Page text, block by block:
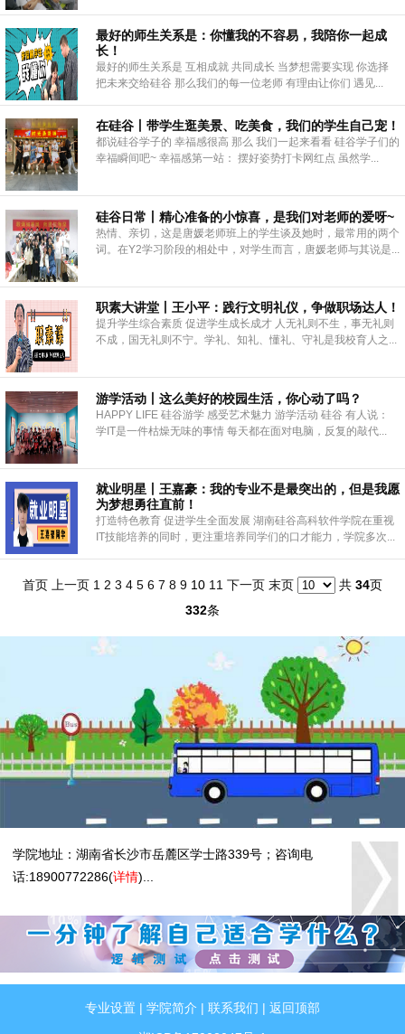
最好的师生关系是：你懂我的不容易，我陪你一起成
长！
最好的师生关系是 互相成就 共同成长 当梦想需要实现 你选择
把未来交给硅谷 那么我们的每一位老师 有理由让你们 遇见...
在硅谷丨带学生逛美景、吃美食，我们的学生自己宠！
都说硅谷学子的 幸福感很高 那么 我们一起来看看 硅谷学子们的
幸福瞬间吧~ 幸福感第一站： 摆好姿势打卡网红点 虽然学...
硅谷日常丨精心准备的小惊喜，是我们对老师的爱呀~
热情、亲切，这是唐媛老师班上的学生谈及她时，最常用的两个
词。在Y2学习阶段的相处中，对学生而言，唐媛老师与其说是...
职素大讲堂丨王小平：践行文明礼仪，争做职场达人！
提升学生综合素质 促进学生成长成才 人无礼则不生，事无礼则
不成，国无礼则不宁。学礼、知礼、懂礼、守礼是我校育人之...
游学活动丨这么美好的校园生活，你心动了吗？
HAPPY LIFE 硅谷游学 感受艺术魅力 游学活动 硅谷 有人说：
学IT是一件枯燥无味的事情 每天都在面对电脑，反复的敲代...
就业明星丨王嘉豪：我的专业不是最突出的，但是我愿
为梦想勇往直前！
打造特色教育 促进学生全面发展 湖南硅谷高科软件学院在重视
IT技能培养的同时，更注重培养同学们的口才能力，学院多次...
首页 上一页 1 2 3 4 5 6 7 8 9 10 11 下一页 末页 共 34页
332条
学院地址：湖南省长沙市岳麓区学士路339号；咨询电
话:18900772286(详情)...
专业设置 | 学院简介 | 联系我们 | 返回顶部